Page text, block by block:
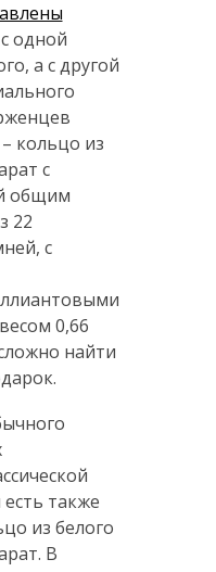
с одной
а с другой
– кольцо из
с
общим
22
с
0,66
найти
также
из белого
В